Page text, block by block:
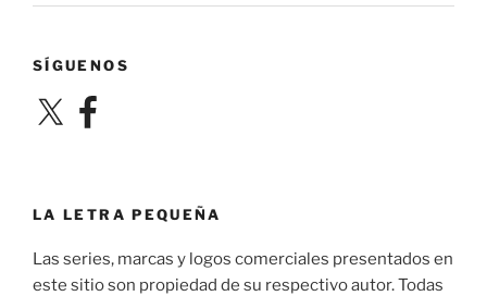
SÍGUENOS
X Facebook
LA LETRA PEQUEÑA
Las series, marcas y logos comerciales presentados en
este sitio son propiedad de su respectivo autor. Todas